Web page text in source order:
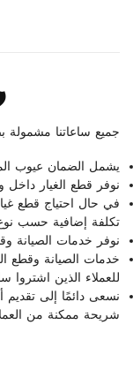
جميع ساعاتنا مشمولة
يشمل الضمان عيوب
نوفر قطع الغيار داخل
في حال احتياج قطع
تكلفة إضافية حسب
نوفر خدمات الصيانة
خدمات الصيانة وقطع
للعملاء الذين
نسعى دائمًا إلى تقديم
شريحة ممكنة من